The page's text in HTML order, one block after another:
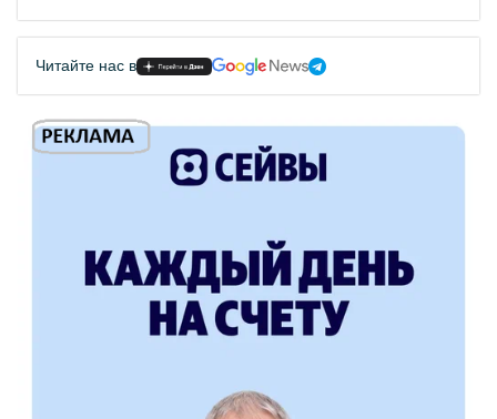
Читайте нас в